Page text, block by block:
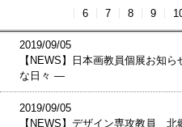
6 7 8 9
2019/09/05
【NEWS】日本画教員個展お
な日々 —
2019/09/05
【NEWS】デザイン専攻教員